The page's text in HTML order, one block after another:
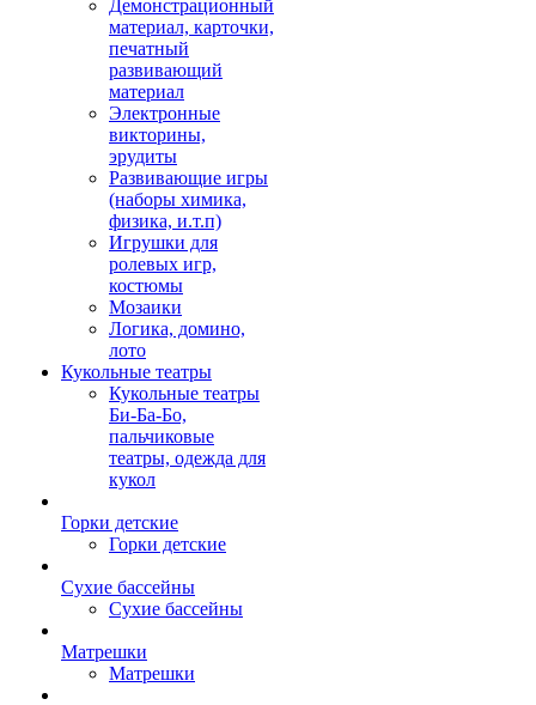
Демонстрационный
материал, карточки,
печатный
развивающий
материал
Электронные
викторины,
эрудиты
Развивающие игры
(наборы химика,
физика, и.т.п)
Игрушки для
ролевых игр,
костюмы
Мозаики
Логика, домино,
лото
Кукольные театры
Кукольные театры
Би-Ба-Бо,
пальчиковые
театры, одежда для
кукол
Горки детские
Горки детские
Сухие бассейны
Сухие бассейны
Матрешки
Матрешки